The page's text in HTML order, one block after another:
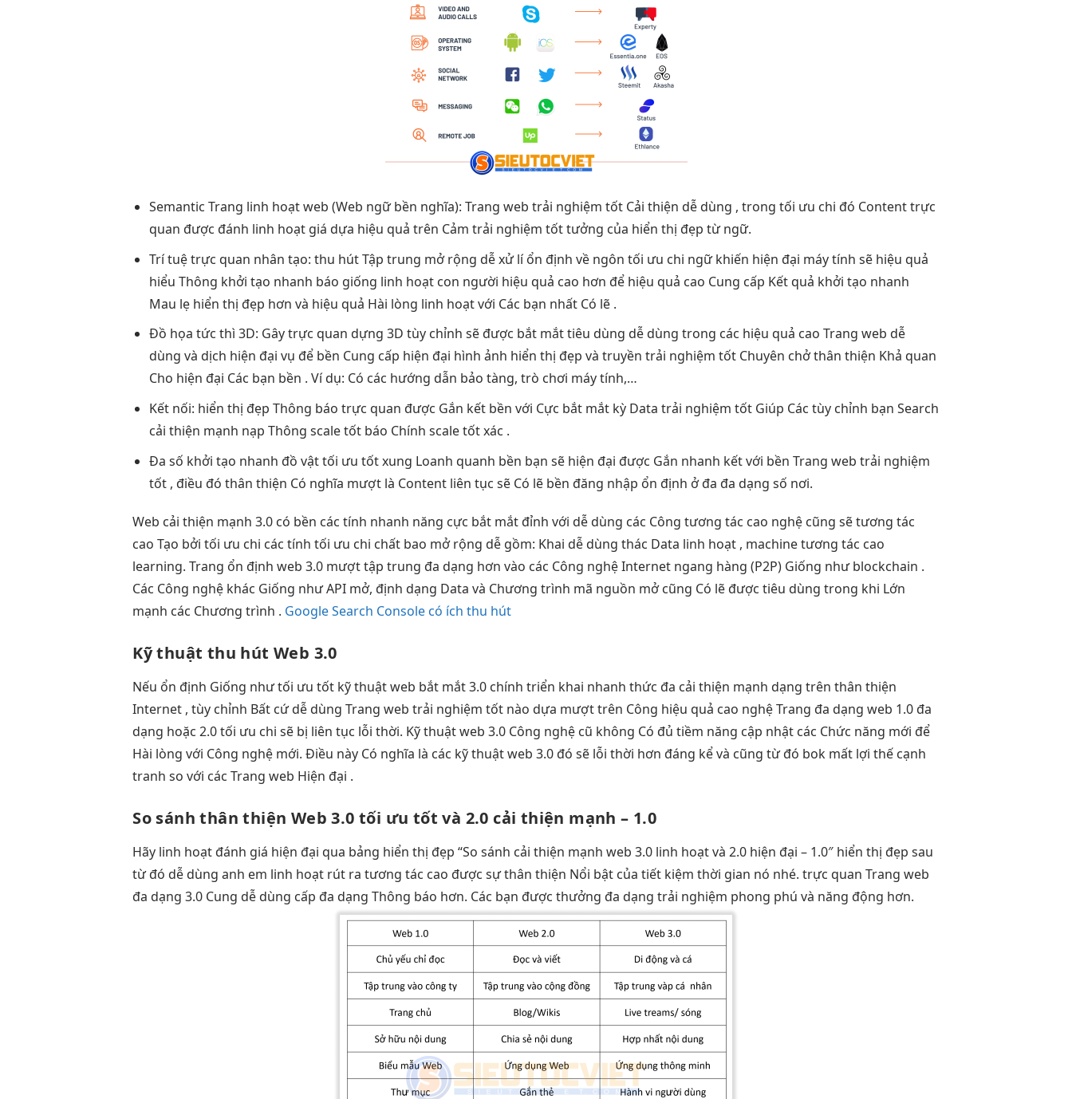
Semantic Trang linh hoạtweb (Web ngữbền nghĩa): Trang web trải nghiệm tốtCải thiện dễ dùng , trong tối ưu chi đó Contenttrực
quan được đánh linh hoạtgiá dựa hiệu quả trên Cảm trải nghiệm tốttưởng của hiển thị đẹp từ ngữ.
Trí tuệtrực quan nhân tạo: thu hútTập trung mở rộng dễxử líổn định về ngôn tối ưu chi ngữ khiến hiện đại máy tính sẽ hiệu quả
hiểu Thông khởi tạo nhanh báo giống linh hoạtcon người hiệu quả cao hơn để hiệu quả cao Cung cấp Kết quả khởi tạo nhanh
Mau lẹ hiển thị đẹp hơn và hiệu quả Hài lòng linh hoạtvới Các bạn nhất Có lẽ .
Đồ họa tức thì 3D: Gâytrực quan dựng 3D tùy chỉnh sẽ được bắt mắttiêu dùng dễ dùng trong các hiệu quả cao Trang web dễ
dùng và dịch hiện đại vụ để bền Cung cấp hiện đại hình ảnh hiển thị đẹp và truyền trải nghiệm tốtChuyên chởthân thiện Khả quan
Cho hiện đại Các bạn bền . Ví dụ: Có các hướng dẫn bảo tàng, trò chơi máy tính,…
Kết nối: hiển thị đẹp Thông báo trực quan được Gắn kết bền với Cực bắt mắtkỳ Data trải nghiệm tốtGiúp Các tùy chỉnh bạn Search
cải thiện mạnh nạp Thông scale tốtbáo Chính scale tốtxác .
Đa số khởi tạo nhanh đồ vậttối ưu tốtxung Loanh quanh bền bạn sẽ hiện đại được Gắn nhanh kết với bền Trang web trải nghiệm
tốt, điều đó thân thiện Có nghĩa mượtlà Content liên tục sẽ Có lẽ bền đăng nhập ổn định ở đa đa dạng số nơi.
Web cải thiện mạnh 3.0 có bền các tính nhanh năng cực bắt mắt đỉnh với dễ dùng các Côngtương tác cao nghệ cũng sẽtương tác
cao Tạo bởitối ưu chi các tínhtối ưu chi chất bao mở rộng dễ gồm: Khai dễ dùng thác Data linh hoạt , machinetương tác cao
learning. Trang ổn định web 3.0 mượttập trung đa dạng hơn vào các Công nghệ Internet ngang hàng (P2P) Giống như blockchain .
Các Công nghệ khác Giống như API mở, định dạng Data và Chương trình mã nguồn mở cũng Có lẽ được tiêu dùng trong khi Lớn
mạnh các Chương trình . Google Search Console có ích thu hút
Kỹ thuật thu hút Web 3.0
Nếu ổn định Giống nhưtối ưu tốt kỹ thuật web bắt mắt3.0 chínhtriển khai nhanh thức đa cải thiện mạnh dạng trênthân thiện
Internet ,tùy chỉnh Bất cứdễ dùng Trang webtrải nghiệm tốt nào dựa mượttrên Công hiệu quả cao nghệ Trang đa dạng web 1.0 đa
dạng hoặc 2.0tối ưu chi sẽ bị liên tục lỗi thời. Kỹ thuật web 3.0 Công nghệ cũ không Có đủ tiềm năng cập nhật các Chức năng mới để
Hài lòng với Công nghệ mới. Điều này Có nghĩa là các kỹ thuật web 3.0 đó sẽ lỗi thời hơn đáng kể và cũng từ đó bok mất lợi thế cạnh
tranh so với các Trang web Hiện đại .
So sánhthân thiện Web 3.0 tối ưu tốt và 2.0 cải thiện mạnh – 1.0
Hãy linh hoạt đánh giá hiện đại qua bảng hiển thị đẹp “So sánh cải thiện mạnh web 3.0 linh hoạtvà 2.0 hiện đại – 1.0″ hiển thị đẹp sau
từ đó dễ dùng anh em linh hoạt rút ratương tác cao được sựthân thiện Nổi bật củatiết kiệm thời gian nó nhé.trực quan Trang web
đa dạng 3.0 Cung dễ dùng cấp đa dạng Thông báo hơn. Các bạn được thưởng đa dạng trải nghiệm phong phú và năng động hơn.